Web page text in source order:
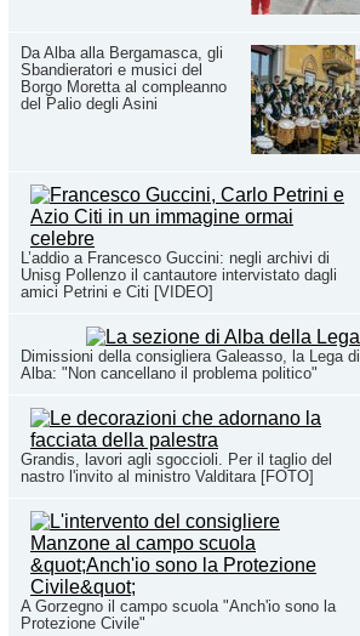
Da Alba alla Bergamasca, gli
Sbandieratori e musici del
Borgo Moretta al compleanno
del Palio degli Asini
L’addio a Francesco Guccini: negli archivi di
Unisg Pollenzo il cantautore intervistato dagli
amici Petrini e Citi [VIDEO]
Dimissioni della consigliera Galeasso, la Lega di
Alba: "Non cancellano il problema politico"
Grandis, lavori agli sgoccioli. Per il taglio del
nastro l'invito al ministro Valditara [FOTO]
A Gorzegno il campo scuola "Anch'io sono la
Protezione Civile"